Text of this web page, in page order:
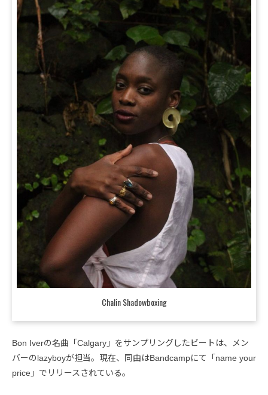
Chalin Shadowboxing
Bon Iverの名曲「Calgary」をサンプリングしたビートは、メン
バーのlazyboyが担当。現在、同曲はBandcampにて「name your
price」でリリースされている。